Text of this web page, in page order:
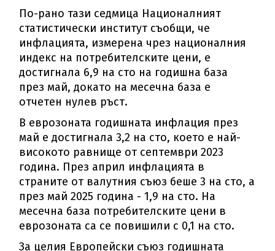
По-рано тази седмица Националният
статистически институт съобщи, че
инфлацията, измерена чрез националния
индекс на потребителските цени, е
достигнала 6,9 на сто на годишна база
през май, докато на месечна база е
отчетен нулев ръст.
В еврозоната годишната инфлация през
май е достигнала 3,2 на сто, което е най-
високото равнище от септември 2023
година. През април инфлацията в
страните от валутния съюз беше 3 на сто, а
през май 2025 година - 1,9 на сто. На
месечна база потребителските цени в
еврозоната са се повишили с 0,1 на сто.
За целия Европейски съюз годишната